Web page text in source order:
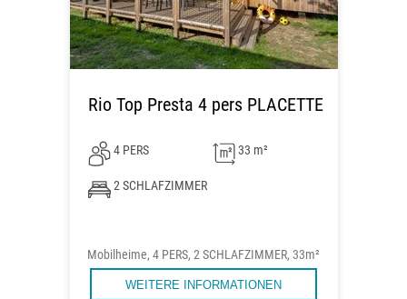
Rio Top Presta 4 pers PLACETTE
4 PERS 33 m²
2 SCHLAFZIMMER
Mobilheime, 4 PERS, 2 SCHLAFZIMMER, 33m²
WEITERE INFORMATIONEN